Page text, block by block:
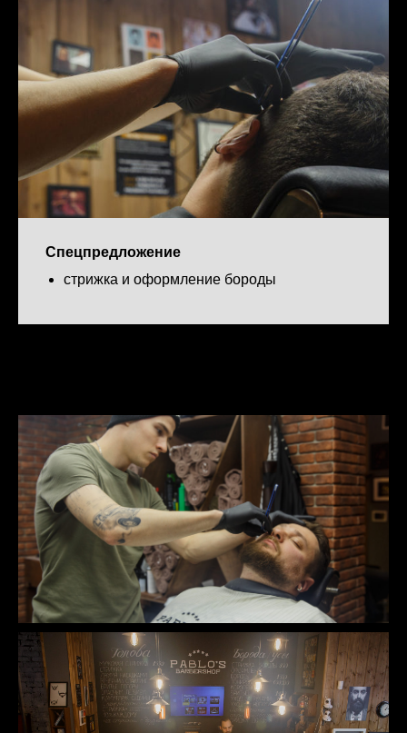
Спецпредложение
стрижка и оформление бороды